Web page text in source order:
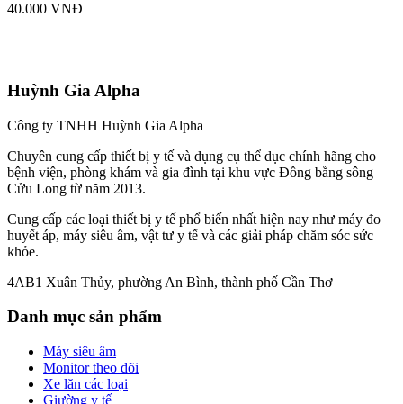
40.000 VNĐ
Huỳnh Gia Alpha
Công ty TNHH Huỳnh Gia Alpha
Chuyên cung cấp thiết bị y tế và dụng cụ thể dục chính hãng cho
bệnh viện, phòng khám và gia đình tại khu vực Đồng bằng sông
Cửu Long từ năm 2013.
Cung cấp các loại thiết bị y tế phổ biến nhất hiện nay như máy đo
huyết áp, máy siêu âm, vật tư y tế và các giải pháp chăm sóc sức
khỏe.
4AB1 Xuân Thủy, phường An Bình, thành phố Cần Thơ
Danh mục sản phẩm
Máy siêu âm
Monitor theo dõi
Xe lăn các loại
Giường y tế